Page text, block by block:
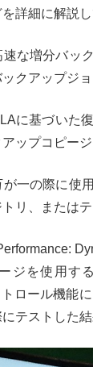
詳細に解説し
速な増分バッ
クアップジ
に基づいた
ップコピー
一の際に使
リ、または
ジを使用す
ロール機能
テストした